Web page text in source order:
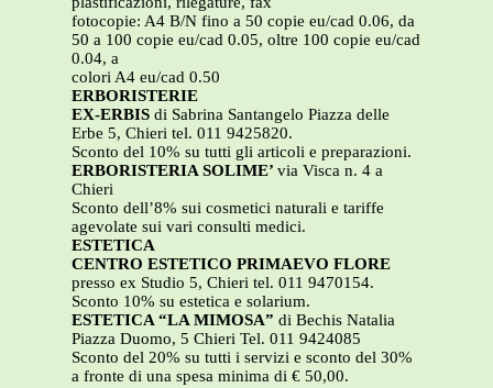
fotocopie: A4 B/N fino a 50 copie eu/cad 0.06, da
50 a 100 copie eu/cad 0.05, oltre 100 copie eu/cad
0.04, a
colori A4 eu/cad 0.50
ERBORISTERIE
EX-ERBIS di Sabrina Santangelo Piazza delle
Erbe 5, Chieri tel. 011 9425820.
Sconto del 10% su tutti gli articoli e preparazioni.
ERBORISTERIA SOLIME’ via Visca n. 4 a
Chieri
Sconto dell’8% sui cosmetici naturali e tariffe
agevolate sui vari consulti medici.
ESTETICA
CENTRO ESTETICO PRIMAEVO FLORE
presso ex Studio 5, Chieri tel. 011 9470154.
Sconto 10% su estetica e solarium.
ESTETICA “LA MIMOSA” di Bechis Natalia
Piazza Duomo, 5 Chieri Tel. 011 9424085
Sconto del 20% su tutti i servizi e sconto del 30%
a fronte di una spesa minima di € 50,00.